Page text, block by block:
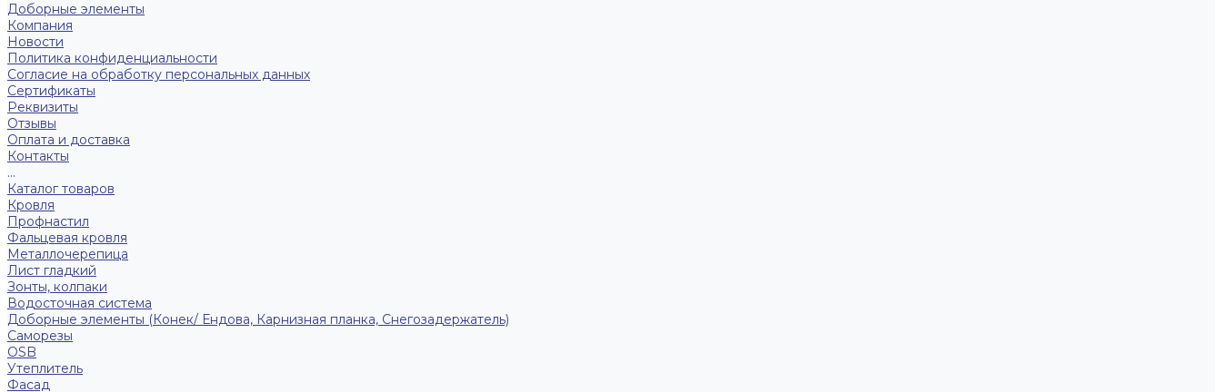
Доборные элементы
Компания
Новости
Политика конфиденциальности
Согласие на обработку персональных данных
Сертификаты
Реквизиты
Отзывы
Оплата и доставка
Контакты
...
Каталог товаров
Кровля
Профнастил
Фальцевая кровля
Металлочерепица
Лист гладкий
Зонты, колпаки
Водосточная система
Доборные элементы (Конек/ Ендова, Карнизная планка, Снегозадержатель)
Саморезы
ОSB
Утеплитель
Фасад